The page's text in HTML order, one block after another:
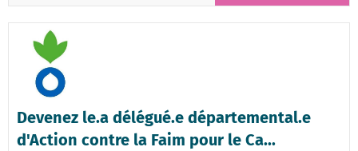
Devenez le.a délégué.e départemental.e
d'Action contre la Faim pour le Ca...